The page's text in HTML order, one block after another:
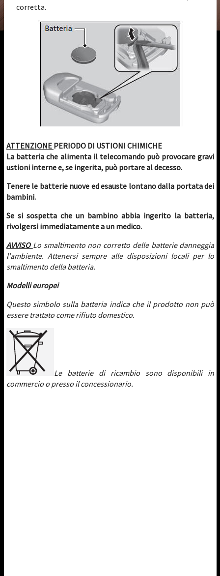
corretta.
ATTENZIONE PERIODO DI USTIONI CHIMICHE
La batteria che alimenta il telecomando può provocare gravi
ustioni interne e, se ingerita, può portare al decesso.
Tenere le batterie nuove ed esauste lontano dalla portata dei
bambini.
Se si sospetta che un bambino abbia ingerito la batteria,
rivolgersi immediatamente a un medico.
AVVISO Lo smaltimento non corretto delle batterie danneggia
l'ambiente. Attenersi sempre alle disposizioni locali per lo
smaltimento della batteria.
Modelli europei
Questo simbolo sulla batteria indica che il prodotto non può
essere trattato come rifiuto domestico.
Le batterie di ricambio sono disponibili in
commercio o presso il concessionario.